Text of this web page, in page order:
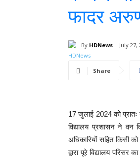
फादर अरुण
By HDNews July 27,
Share
17 जुलाई 2024 को
विद्यालय प्रशासन ने वन
अधिकारियों सहित किसी
द्वारा पूरे विद्यालय